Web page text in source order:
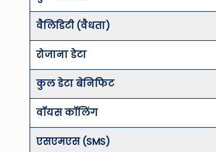
वैलिडिटी (वैधता)
रोजाना डेटा
कुल डेटा बेनिफिट
वॉयस कॉलिंग
एसएमएस (SMS)